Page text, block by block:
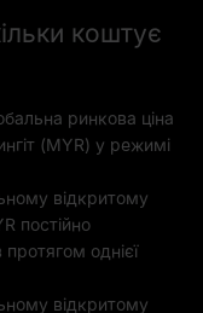
коштує
ринкова ціна
(MYR) у режимі
відкритому
постійно
протягом однієї
відкритому